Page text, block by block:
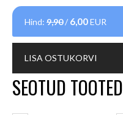
Hind: 9,90/ 6,00EUR
LISA OSTUKORVI
SEOTUD TOOTED